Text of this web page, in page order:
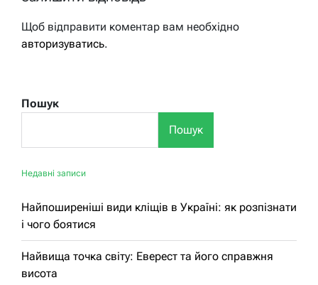
Щоб відправити коментар вам необхідно
авторизуватись.
Пошук
Пошук
Недавні записи
Найпоширеніші види кліщів в Україні: як розпізнати
і чого боятися
Найвища точка світу: Еверест та його справжня
висота